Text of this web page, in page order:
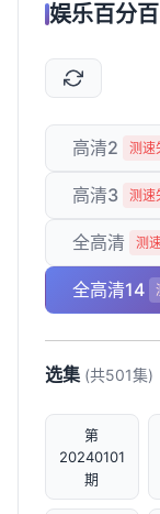
娱乐百分
高清2 测速
高清3 测速
全高清 测
全高清14
选集 (共501集)
第
20240101
期